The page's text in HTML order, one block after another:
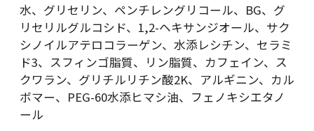
水、グリセリン、ペンチレングリコール、BG、グ
リセリルグルコシド、1,2-ヘキサンジオール、サク
シノイルアテロコラーゲン、水添レシチン、セラミ
ド3、スフィンゴ脂質、リン脂質、カフェイン、ス
クワラン、グリチルリチン酸2K、アルギニン、カル
ボマー、PEG-60水添ヒマシ油、フェノキシエタノ
ール